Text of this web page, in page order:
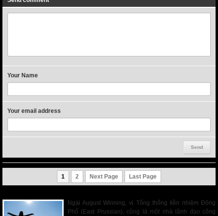
Your Name
Your email address
1 2 Next Page Last Page
Ngài August Winning, vị Tổng thống tiền nhiệm Đông
Phổ (East Prussian), cũng là một nhà lãnh đạo công